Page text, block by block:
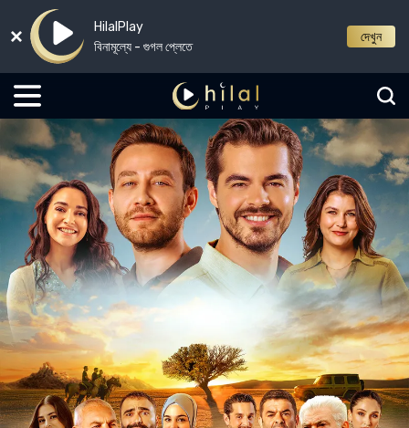
HilalPlay
বিনামূল্যে - গুগল প্লেতে
দেখুন